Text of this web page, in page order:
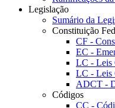
Legislação
Sumário da
Constituição
CF -
EC -
LC - Leis
LC - Leis
ADCT -
Códigos
CC -